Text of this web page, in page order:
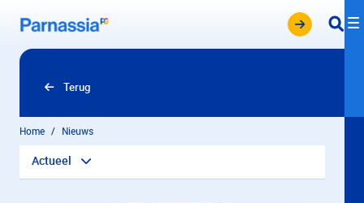
Overslaan en naar hoofdinhoud gaan
Terug
Home Nieuws
Actueel